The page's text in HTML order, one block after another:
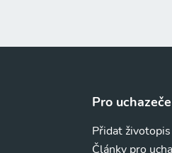
Pro uchazeče
Přidat životopis
Články pro